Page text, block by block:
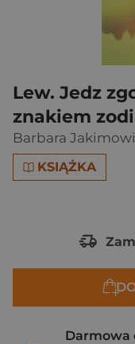
Lew. Jedz
znakiem
Barbara
KSIĄŻKA
Darmowa